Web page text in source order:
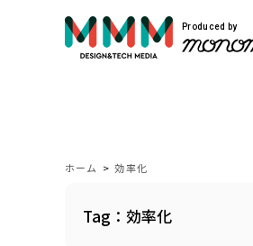
Produced by
Service
ホーム > 効率化
Tag：効率化